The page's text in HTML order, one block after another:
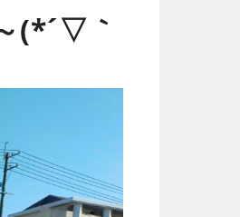
(*´▽｀